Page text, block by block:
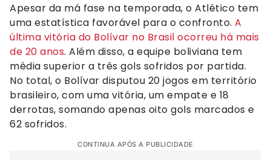
Apesar da má fase na temporada, o Atlético tem
uma estatística favorável para o confronto. A
última vitória do Bolívar no Brasil ocorreu há mais
de 20 anos. Além disso, a equipe boliviana tem
média superior a três gols sofridos por partida.
No total, o Bolívar disputou 20 jogos em território
brasileiro, com uma vitória, um empate e 18
derrotas, somando apenas oito gols marcados e
62 sofridos.
CONTINUA APÓS A PUBLICIDADE